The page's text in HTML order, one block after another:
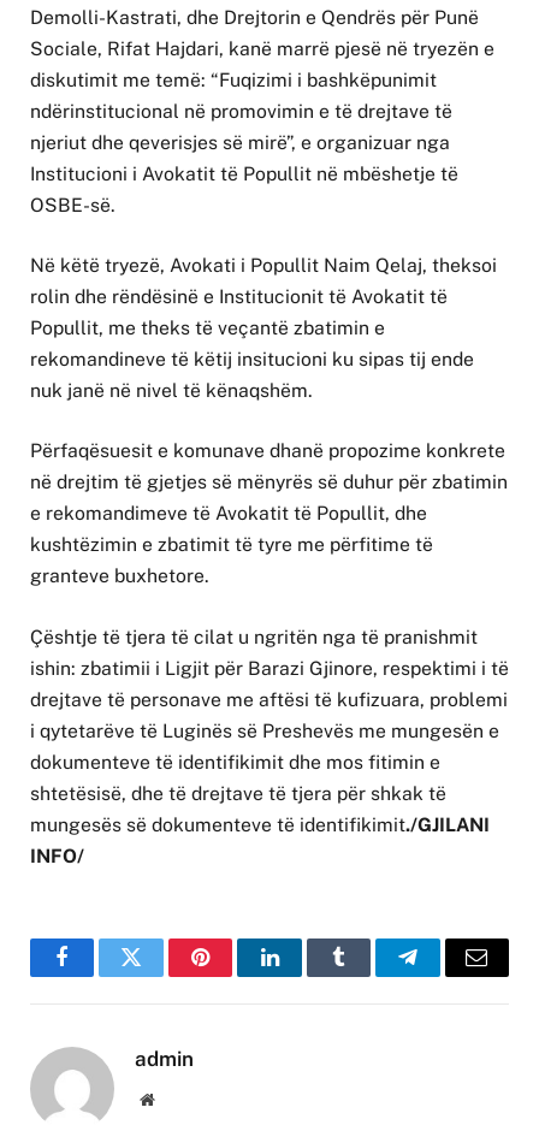
Demolli-Kastrati, dhe Drejtorin e Qendrës për Punë
Sociale, Rifat Hajdari, kanë marrë pjesë në tryezën e
diskutimit me temë: “Fuqizimi i bashkëpunimit
ndërinstitucional në promovimin e të drejtave të
njeriut dhe qeverisjes së mirë”, e organizuar nga
Institucioni i Avokatit të Popullit në mbëshetje të
OSBE-së.
Në këtë tryezë, Avokati i Popullit Naim Qelaj, theksoi
rolin dhe rëndësinë e Institucionit të Avokatit të
Popullit, me theks të veçantë zbatimin e
rekomandineve të këtij insitucioni ku sipas tij ende
nuk janë në nivel të kënaqshëm.
Përfaqësuesit e komunave dhanë propozime konkrete
në drejtim të gjetjes së mënyrës së duhur për zbatimin
e rekomandimeve të Avokatit të Popullit, dhe
kushtëzimin e zbatimit të tyre me përfitime të
granteve buxhetore.
Çështje të tjera të cilat u ngritën nga të pranishmit
ishin: zbatimii i Ligjit për Barazi Gjinore, respektimi i të
drejtave të personave me aftësi të kufizuara, problemi
i qytetarëve të Luginës së Preshevës me mungesën e
dokumenteve të identifikimit dhe mos fitimin e
shtetësisë, dhe të drejtave të tjera për shkak të
mungesës së dokumenteve të identifikimit./GJILANI
INFO/
FacebookTwitter PinterestLinkedInTumblr TelegramEmail
admin
Website